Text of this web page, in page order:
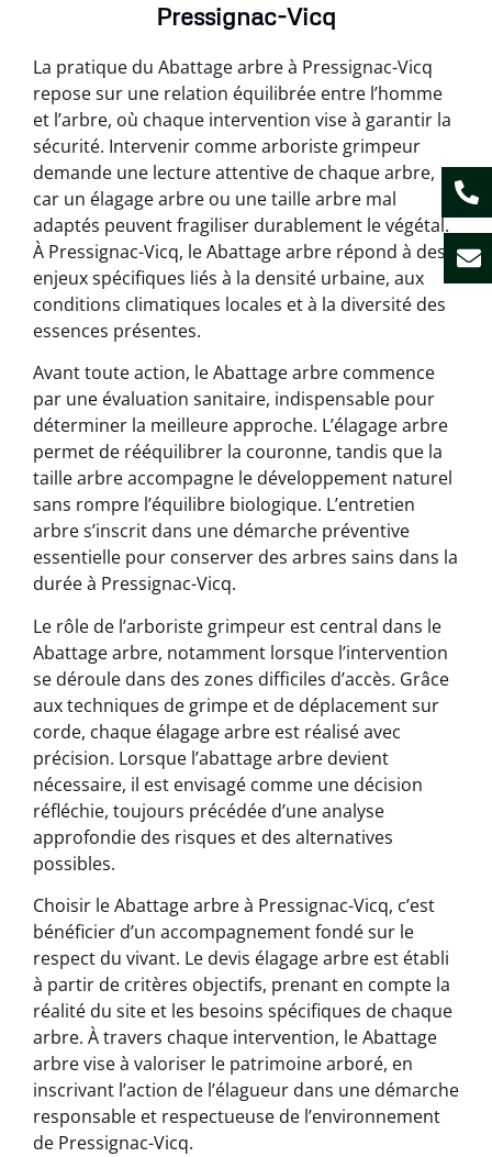
Pressignac-Vicq
La pratique du Abattage arbre à Pressignac-Vicq
repose sur une relation équilibrée entre l’homme
et l’arbre, où chaque intervention vise à garantir la
sécurité. Intervenir comme arboriste grimpeur
demande une lecture attentive de chaque arbre,
car un élagage arbre ou une taille arbre mal
adaptés peuvent fragiliser durablement le végétal.
À Pressignac-Vicq, le Abattage arbre répond à des
enjeux spécifiques liés à la densité urbaine, aux
conditions climatiques locales et à la diversité des
essences présentes.
Avant toute action, le Abattage arbre commence
par une évaluation sanitaire, indispensable pour
déterminer la meilleure approche. L’élagage arbre
permet de rééquilibrer la couronne, tandis que la
taille arbre accompagne le développement naturel
sans rompre l’équilibre biologique. L’entretien
arbre s’inscrit dans une démarche préventive
essentielle pour conserver des arbres sains dans la
durée à Pressignac-Vicq.
Le rôle de l’arboriste grimpeur est central dans le
Abattage arbre, notamment lorsque l’intervention
se déroule dans des zones difficiles d’accès. Grâce
aux techniques de grimpe et de déplacement sur
corde, chaque élagage arbre est réalisé avec
précision. Lorsque l’abattage arbre devient
nécessaire, il est envisagé comme une décision
réfléchie, toujours précédée d’une analyse
approfondie des risques et des alternatives
possibles.
Choisir le Abattage arbre à Pressignac-Vicq, c’est
bénéficier d’un accompagnement fondé sur le
respect du vivant. Le devis élagage arbre est établi
à partir de critères objectifs, prenant en compte la
réalité du site et les besoins spécifiques de chaque
arbre. À travers chaque intervention, le Abattage
arbre vise à valoriser le patrimoine arboré, en
inscrivant l’action de l’élagueur dans une démarche
responsable et respectueuse de l’environnement
de Pressignac-Vicq.